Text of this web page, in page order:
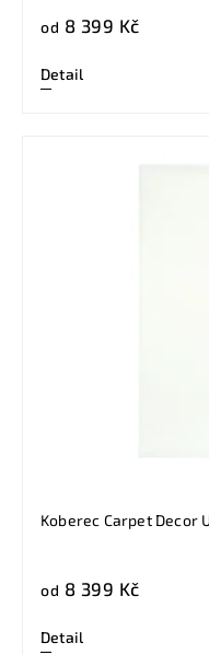
od 8 399 Kč
Detail
Koberec Carpet Decor
od 8 399 Kč
Detail